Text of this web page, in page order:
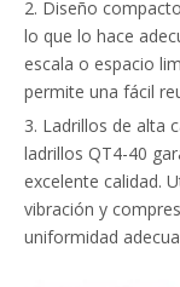
2. Diseño
lo que lo hace
escala o espacio
permite una fácil
3. Ladrillos de alta
ladrillos QT4-40
excelente calidad.
vibración y
uniformidad